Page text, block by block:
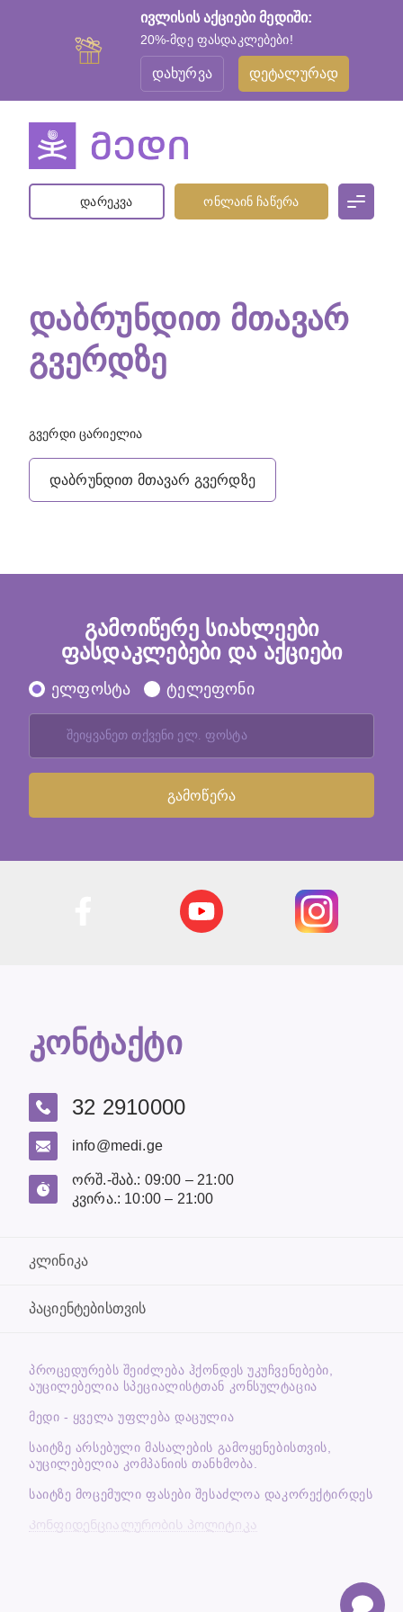
ივლისის აქციები მედიში:
20%-მდე ფასდაკლებები!
დახურვა დეტალურად
დარეკვა ონლაინ ჩაწერა
ᲓᲐᲑᲠᲣᲜᲓᲘᲗ ᲛᲗᲐᲕᲐᲠ
ᲒᲕᲔᲠᲓᲖᲔ
გვერდი ცარიელია
დაბრუნდით მთავარ გვერდზე
გამოიწერე სიახლეები
ფასდაკლებები და აქციები
ელფოსტა ტელეფონი
კონტაქტი
32 2910000
info@medi.ge
ორშ.-შაბ.: 09:00 – 21:00
კვირა.: 10:00 – 21:00
კლინიკა
პაციენტებისთვის
ᲞᲠᲝᲪᲔᲓᲣᲠᲔᲑᲡ ᲨᲔᲘᲫᲚᲔᲑᲐ ᲰᲥᲝᲜᲓᲔᲡ ᲣᲙᲣᲩᲕᲔᲜᲔᲑᲔᲑᲘ,
ᲐᲣᲪᲘᲚᲔᲑᲔᲚᲘᲐ ᲡᲞᲔᲪᲘᲐᲚᲘᲡᲢᲗᲐᲜ ᲙᲝᲜᲡᲣᲚᲢᲐᲪᲘᲐ
მედი - ყველა უფლება დაცულია
საიტზე არსებული მასალების გამოყენებისთვის,
აუცილებელია კომპანიის თანხმობა.
საიტზე მოცემული ფასები შესაძლოა დაკორექტირდეს
Კონფიდენციალურობის პოლიტიკა